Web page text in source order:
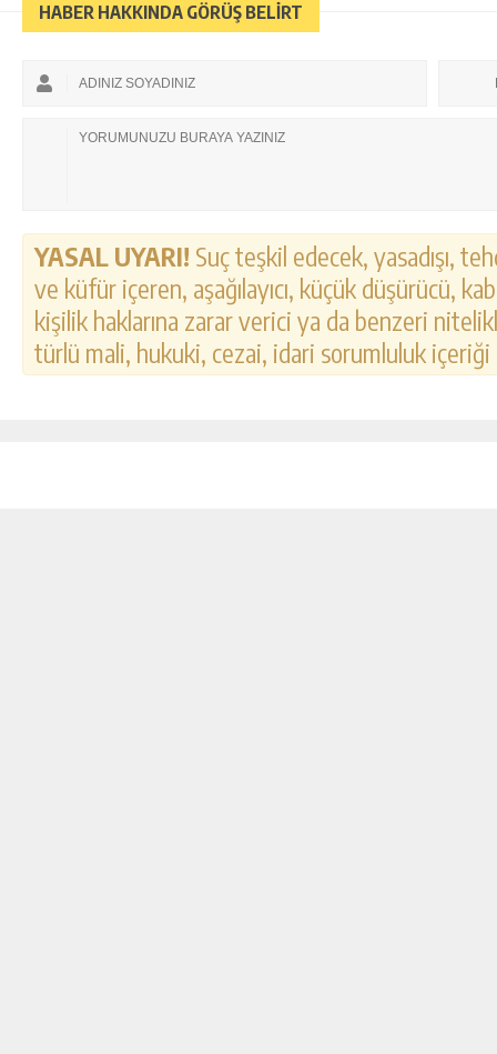
HABER HAKKINDA GÖRÜŞ BELİRT
YASAL UYARI! Suç teşkil edecek, yasadışı,
ve küfür içeren, aşağılayıcı, küçük düşürücü,
kişilik haklarına zarar verici ya da benzeri
türlü mali, hukuki, cezai, idari sorumluluk